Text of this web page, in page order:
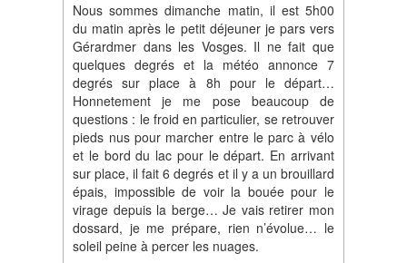
Nous sommes dimanche matin, il est 5h00
du matin après le petit déjeuner je pars vers
Gérardmer dans les Vosges. Il ne fait que
quelques degrés et la météo annonce 7
degrés sur place à 8h pour le départ…
Honnetement je me pose beaucoup de
questions : le froid en particulier, se retrouver
pieds nus pour marcher entre le parc à vélo
et le bord du lac pour le départ. En arrivant
sur place, il fait 6 degrés et il y a un brouillard
épais, impossible de voir la bouée pour le
virage depuis la berge… Je vais retirer mon
dossard, je me prépare, rien n’évolue… le
soleil peine à percer les nuages.